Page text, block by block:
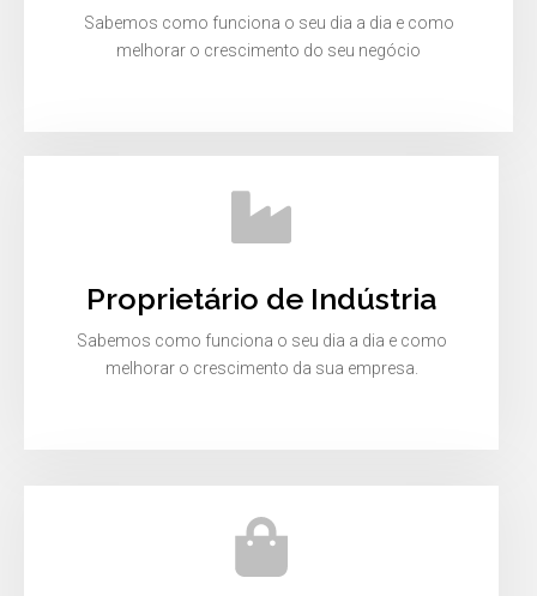
Sabemos como funciona o seu dia a dia e como
melhorar o crescimento do seu negócio
Proprietário de Indústria
Sabemos como funciona o seu dia a dia e como
melhorar o crescimento da sua empresa.